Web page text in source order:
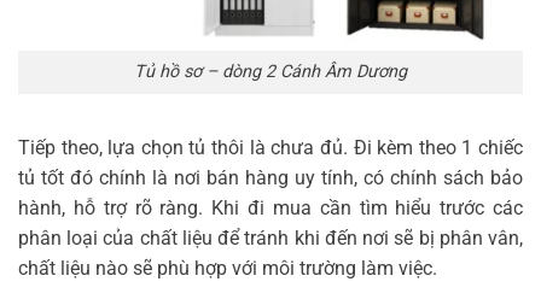
Tủ hồ sơ – dòng 2 Cánh Âm Dương
Tiếp theo, lựa chọn tủ thôi là chưa đủ. Đi kèm theo 1 chiếc
tủ tốt đó chính là nơi bán hàng uy tính, có chính sách bảo
hành, hỗ trợ rõ ràng. Khi đi mua cần tìm hiểu trước các
phân loại của chất liệu để tránh khi đến nơi sẽ bị phân vân,
chất liệu nào sẽ phù hợp với môi trường làm việc.